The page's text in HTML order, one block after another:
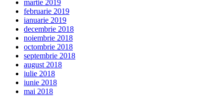
martie 2019
februarie 2019
ianuarie 2019
decembrie 2018
noiembrie 2018
octombrie 2018
septembrie 2018
august 2018
iulie 2018
iunie 2018
mai 2018